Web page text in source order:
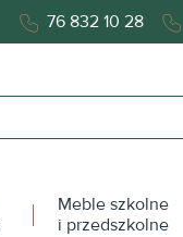
76 832 10 28
Meble szkolne
i przedszkolne